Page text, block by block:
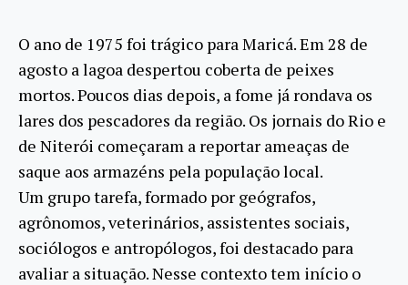
O ano de 1975 foi trágico para Maricá. Em 28 de
agosto a lagoa despertou coberta de peixes
mortos. Poucos dias depois, a fome já rondava os
lares dos pescadores da região. Os jornais do Rio e
de Niterói começaram a reportar ameaças de
saque aos armazéns pela população local.
Um grupo tarefa, formado por geógrafos,
agrônomos, veterinários, assistentes sociais,
sociólogos e antropólogos, foi destacado para
avaliar a situação. Nesse contexto tem início o